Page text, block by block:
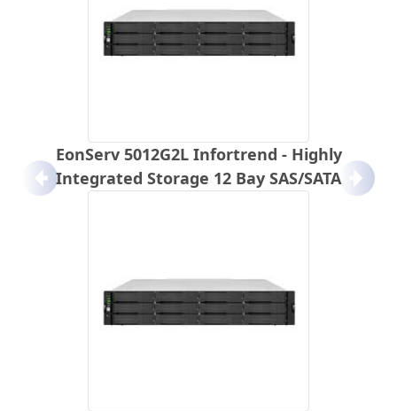
EonServ 5012G2L Infortrend - Highly
Integrated Storage 12 Bay SAS/SATA
Anterior